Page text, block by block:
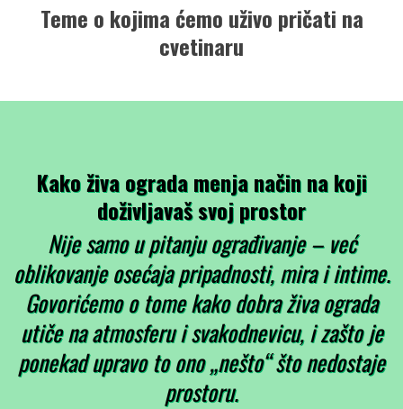
Teme o kojima ćemo uživo pričati na
cvetinaru
Kako živa ograda menja način na koji
doživljavaš svoj prostor
Nije samo u pitanju ograđivanje – već
oblikovanje osećaja pripadnosti, mira i intime.
Govorićemo o tome kako dobra živa ograda
utiče na atmosferu i svakodnevicu, i zašto je
ponekad upravo to ono „nešto“ što nedostaje
prostoru.